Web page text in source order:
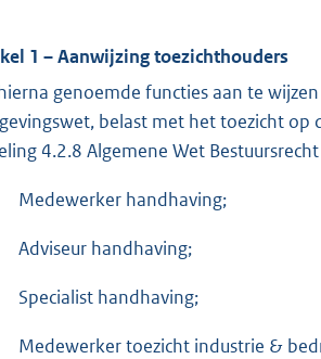
1 – Aanwijzing toezichthouders
genoemde functies aan te
belast met het toezicht op
4.2.8 Algemene Wet
Medewerker handhaving;
Adviseur handhaving;
Specialist handhaving;
Medewerker toezicht industrie &